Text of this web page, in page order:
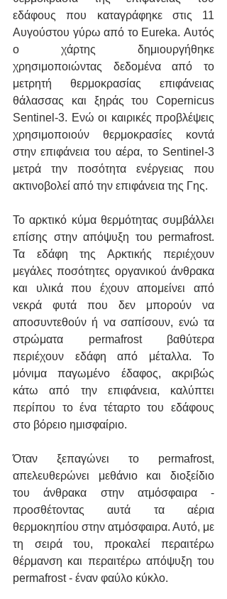
εδάφους που καταγράφηκε στις 11
Αυγούστου γύρω από το Eureka. Αυτός
ο χάρτης δημιουργήθηκε
χρησιμοποιώντας δεδομένα από το
μετρητή θερμοκρασίας επιφάνειας
θάλασσας και ξηράς του Copernicus
Sentinel-3. Ενώ οι καιρικές προβλέψεις
χρησιμοποιούν θερμοκρασίες κοντά
στην επιφάνεια του αέρα, το Sentinel-3
μετρά την ποσότητα ενέργειας που
ακτινοβολεί από την επιφάνεια της Γης.
Το αρκτικό κύμα θερμότητας συμβάλλει
επίσης στην απόψυξη του permafrost.
Τα εδάφη της Αρκτικής περιέχουν
μεγάλες ποσότητες οργανικού άνθρακα
και υλικά που έχουν απομείνει από
νεκρά φυτά που δεν μπορούν να
αποσυντεθούν ή να σαπίσουν, ενώ τα
στρώματα permafrost βαθύτερα
περιέχουν εδάφη από μέταλλα. Το
μόνιμα παγωμένο έδαφος, ακριβώς
κάτω από την επιφάνεια, καλύπτει
περίπου το ένα τέταρτο του εδάφους
στο βόρειο ημισφαίριο.
Όταν ξεπαγώνει το permafrost,
απελευθερώνει μεθάνιο και διοξείδιο
του άνθρακα στην ατμόσφαιρα -
προσθέτοντας αυτά τα αέρια
θερμοκηπίου στην ατμόσφαιρα. Αυτό, με
τη σειρά του, προκαλεί περαιτέρω
θέρμανση και περαιτέρω απόψυξη του
permafrost - έναν φαύλο κύκλο.